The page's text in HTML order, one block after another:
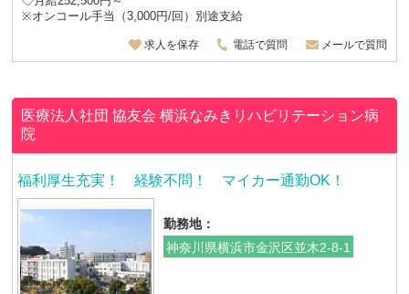
※オンコール手当（3,000円/回）別途支給
求人を保存 電話で質問 メールで質問
医療法人社団 協友会横浜なみきリハビリテーション病
院
福利厚生充実！ 経験不問！ マイカー通勤OK！
勤務地：
神奈川県横浜市金沢区並木2-8-1